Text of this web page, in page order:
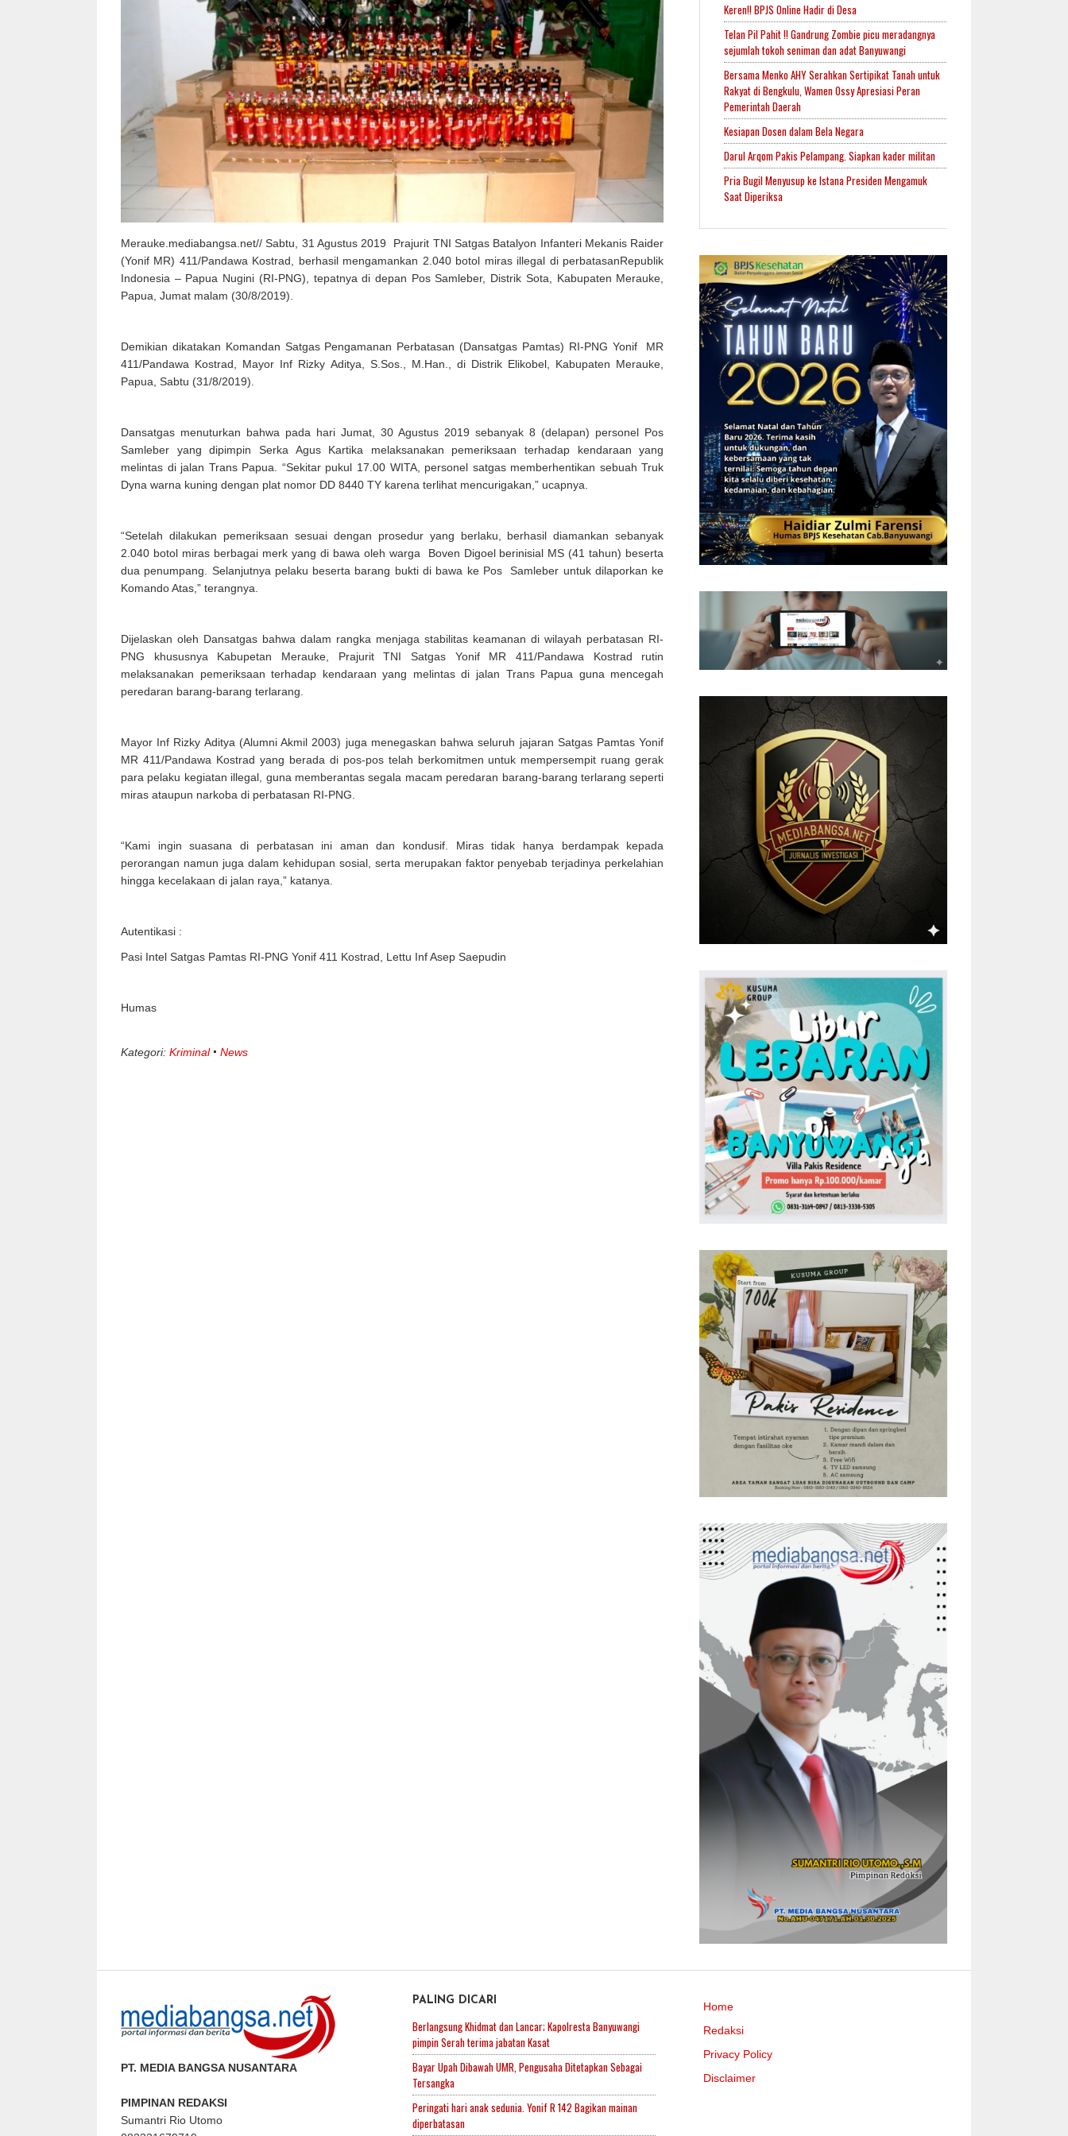
Merauke.mediabangsa.net// Sabtu, 31 Agustus 2019 Prajurit TNI Satgas Batalyon Infanteri Mekanis Raider
(Yonif MR) 411/Pandawa Kostrad, berhasil mengamankan 2.040 botol miras illegal di perbatasanRepublik
Indonesia – Papua Nugini (RI-PNG), tepatnya di depan Pos Samleber, Distrik Sota, Kabupaten Merauke,
Papua, Jumat malam (30/8/2019).
Demikian dikatakan Komandan Satgas Pengamanan Perbatasan (Dansatgas Pamtas) RI-PNG Yonif MR
411/Pandawa Kostrad, Mayor Inf Rizky Aditya, S.Sos., M.Han., di Distrik Elikobel, Kabupaten Merauke,
Papua, Sabtu (31/8/2019).
Dansatgas menuturkan bahwa pada hari Jumat, 30 Agustus 2019 sebanyak 8 (delapan) personel Pos
Samleber yang dipimpin Serka Agus Kartika melaksanakan pemeriksaan terhadap kendaraan yang
melintas di jalan Trans Papua. “Sekitar pukul 17.00 WITA, personel satgas memberhentikan sebuah Truk
Dyna warna kuning dengan plat nomor DD 8440 TY karena terlihat mencurigakan,” ucapnya.
“Setelah dilakukan pemeriksaan sesuai dengan prosedur yang berlaku, berhasil diamankan sebanyak
2.040 botol miras berbagai merk yang di bawa oleh warga Boven Digoel berinisial MS (41 tahun) beserta
dua penumpang. Selanjutnya pelaku beserta barang bukti di bawa ke Pos Samleber untuk dilaporkan ke
Komando Atas,” terangnya.
Dijelaskan oleh Dansatgas bahwa dalam rangka menjaga stabilitas keamanan di wilayah perbatasan RI-
PNG khususnya Kabupetan Merauke, Prajurit TNI Satgas Yonif MR 411/Pandawa Kostrad rutin
melaksanakan pemeriksaan terhadap kendaraan yang melintas di jalan Trans Papua guna mencegah
peredaran barang-barang terlarang.
Mayor Inf Rizky Aditya (Alumni Akmil 2003) juga menegaskan bahwa seluruh jajaran Satgas Pamtas Yonif
MR 411/Pandawa Kostrad yang berada di pos-pos telah berkomitmen untuk mempersempit ruang gerak
para pelaku kegiatan illegal, guna memberantas segala macam peredaran barang-barang terlarang seperti
miras ataupun narkoba di perbatasan RI-PNG.
“Kami ingin suasana di perbatasan ini aman dan kondusif. Miras tidak hanya berdampak kepada
perorangan namun juga dalam kehidupan sosial, serta merupakan faktor penyebab terjadinya perkelahian
hingga kecelakaan di jalan raya,” katanya.
Autentikasi :
Pasi Intel Satgas Pamtas RI-PNG Yonif 411 Kostrad, Lettu Inf Asep Saepudin
Humas
Kategori: Kriminal News
Keren!! BPJS Online Hadir di Desa
Telan Pil Pahit !! Gandrung Zombie picu meradangnya
sejumlah tokoh seniman dan adat Banyuwangi
Bersama Menko AHY Serahkan Sertipikat Tanah untuk
Rakyat di Bengkulu, Wamen Ossy Apresiasi Peran
Pemerintah Daerah
Kesiapan Dosen dalam Bela Negara
Darul Arqom Pakis Pelampang. Siapkan kader militan
Pria Bugil Menyusup ke Istana Presiden Mengamuk
Saat Diperiksa
PT. MEDIA BANGSA NUSANTARA
PIMPINAN REDAKSI
Sumantri Rio Utomo
PALING DICARI
Berlangsung Khidmat dan Lancar; Kapolresta Banyuwangi
pimpin Serah terima jabatan Kasat
Bayar Upah Dibawah UMR, Pengusaha Ditetapkan Sebagai
Tersangka
Peringati hari anak sedunia. Yonif R 142 Bagikan mainan
diperbatasan
Home
Redaksi
Privacy Policy
Disclaimer